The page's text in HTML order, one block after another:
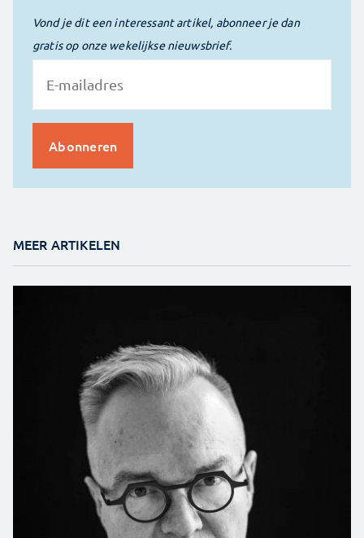
Vond je dit een interessant artikel, abonneer je dan
gratis op onze wekelijkse nieuwsbrief.
MEER ARTIKELEN